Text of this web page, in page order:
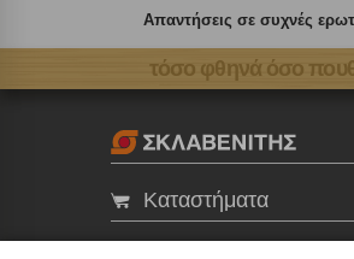
Απαντήσεις σε συχνές
τόσο φθηνά όσο
Καταστήματα